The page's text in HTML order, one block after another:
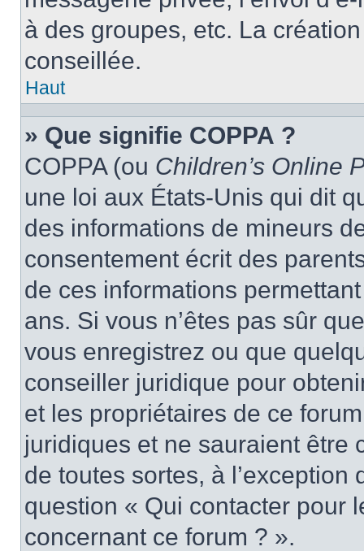
à des groupes, etc. La
conseillée.
Haut
» Que signifie COPPA ?
COPPA (ou Children’s Online
une loi aux États-Unis qui dit
des informations de mineurs
consentement écrit des
de ces informations
ans. Si vous n’êtes pas sûr
vous enregistrez ou que
conseiller juridique pour
et les propriétaires de ce
juridiques et ne sauraient être
de toutes sortes, à
question « Qui contacter pour
concernant ce forum ? ».